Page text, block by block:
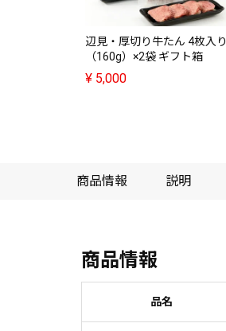
辺見・厚切り牛たん 4枚入り
（160g）×2袋 ギフト箱
¥ 5,000
商品情報 説明
商品情報
品名